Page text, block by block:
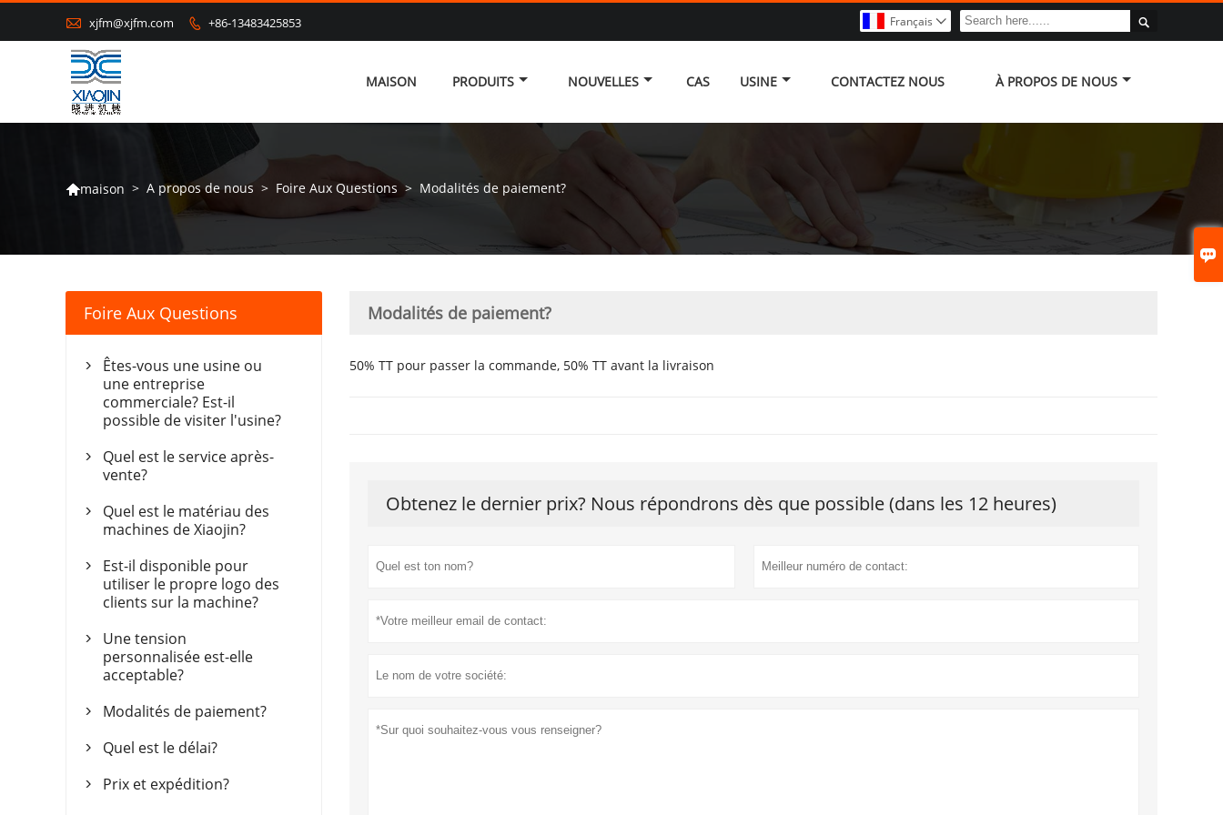

 xjfm@xjfm.com  +86-13483425853 
Français 
MAISON PRODUITS NOUVELLES CAS USINE CONTACTEZ NOUS À PROPOS DE NOUS
maison > A propos de nous > Foire Aux Questions > Modalités de paiement?
Modalités de paiement?
50% TT pour passer la commande, 50% TT avant la livraison
Obtenez le dernier prix? Nous répondrons dès que possible (dans les 12 heures)
Foire Aux Questions

Êtes-vous une usine ou
une entreprise
commerciale? Est-il
possible de visiter l'usine?

Quel est le service après-
vente?

Quel est le matériau des
machines de Xiaojin?

Est-il disponible pour
utiliser le propre logo des
clients sur la machine?

Une tension
personnalisée est-elle
acceptable?
 Modalités de paiement?
 Quel est le délai?
 Prix ​​et expédition?